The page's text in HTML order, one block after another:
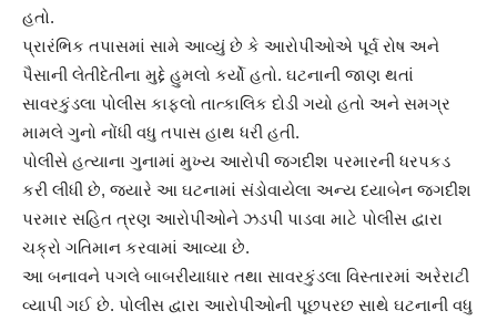
હતો.
પ્રારંભિક તપાસમાં સામે આવ્યું છે કે આરોપીઓએ પૂર્વ રોષ અને
પૈસાની લેતીદેતીના મુદ્દે હુમલો કર્યો હતો. ઘટનાની જાણ થતાં
સાવરકુંડલા પોલીસ કાફલો તાત્કાલિક દોડી ગયો હતો અને સમગ્ર
મામલે ગુનો નોંધી વધુ તપાસ હાથ ધરી હતી.
પોલીસે હત્યાના ગુનામાં મુખ્ય આરોપી જગદીશ પરમારની ધરપકડ
કરી લીધી છે, જ્યારે આ ઘટનામાં સંડોવાયેલા અન્ય દયાબેન જગદીશ
પરમાર સહિત ત્રણ આરોપીઓને ઝડપી પાડવા માટે પોલીસ દ્વારા
ચક્રો ગતિમાન કરવામાં આવ્યા છે.
આ બનાવને પગલે બાબરીયાધાર તથા સાવરકુંડલા વિસ્તારમાં અરેરાટી
વ્યાપી ગઈ છે. પોલીસ દ્વારા આરોપીઓની પૂછપરછ સાથે ઘટનાની વધુ